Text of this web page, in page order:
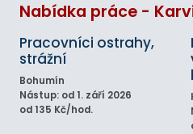
Nabídka práce -
Pracovníci ostrahy,
strážní
Bohumín
Nástup: od 1. září 2026
od 135 Kč/hod.